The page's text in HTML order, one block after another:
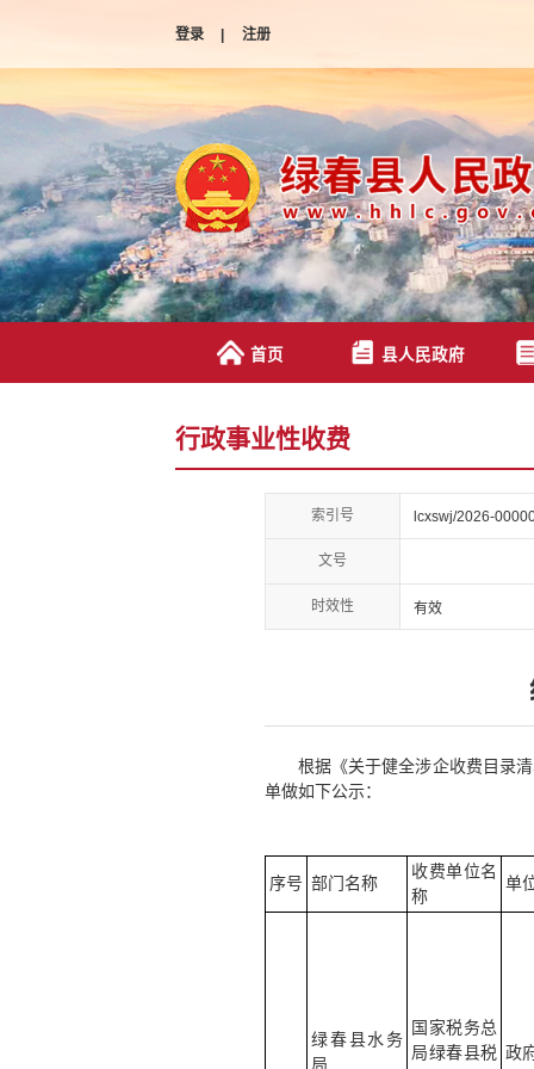
登录 | 注册
首页 县人民政府
行政事业性收费
索引号 lcxswj/2026-
文号
时效性 有效
根据《关于健全涉企收费目录
单做如下公示：
序号 部门名称
收费单位名
称
单
绿春县水务
局
国家税务总
局绿春县税 政